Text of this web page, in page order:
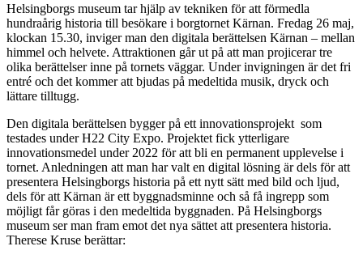
Helsingborgs museum tar hjälp av tekniken för att förmedla
hundraårig historia till besökare i borgtornet Kärnan. Fredag 26 maj,
klockan 15.30, inviger man den digitala berättelsen Kärnan – mellan
himmel och helvete. Attraktionen går ut på att man projicerar tre
olika berättelser inne på tornets väggar. Under invigningen är det fri
entré och det kommer att bjudas på medeltida musik, dryck och
lättare tilltugg.
Den digitala berättelsen bygger på ett innovationsprojekt som
testades under H22 City Expo. Projektet fick ytterligare
innovationsmedel under 2022 för att bli en permanent upplevelse i
tornet. Anledningen att man har valt en digital lösning är dels för att
presentera Helsingborgs historia på ett nytt sätt med bild och ljud,
dels för att Kärnan är ett byggnadsminne och så få ingrepp som
möjligt får göras i den medeltida byggnaden. På Helsingborgs
museum ser man fram emot det nya sättet att presentera historia.
Therese Kruse berättar: